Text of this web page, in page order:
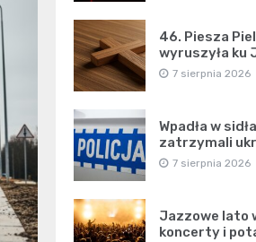
46. Piesza
wyruszyła ku
7 sierpnia 2026
Wpadła w
zatrzymali
7 sierpnia 2026
Jazzowe lato
koncerty i